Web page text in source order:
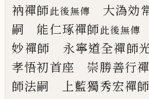
衲禪師此後無傳 大溈効
嗣 能仁琢禪師此後無傳
妙禪師 永寧道全禪師
孝悟初首座 崇勝善行
師法嗣
上藍獨秀宏禪師